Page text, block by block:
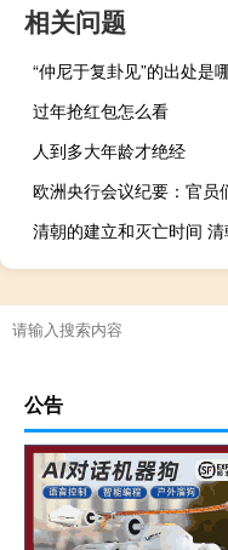
相关问题
“仲尼于复卦见”的出处是
过年抢红包怎么看
人到多大年龄才绝经
公告